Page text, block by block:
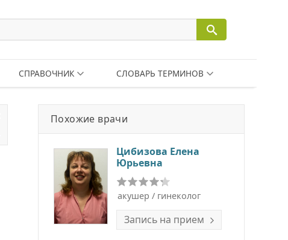
СПРАВОЧНИК СЛОВАРЬ ТЕРМИНОВ
Похожие врачи
Цибизова Елена
Юрьевна
акушер / гинеколог
Запись на прием